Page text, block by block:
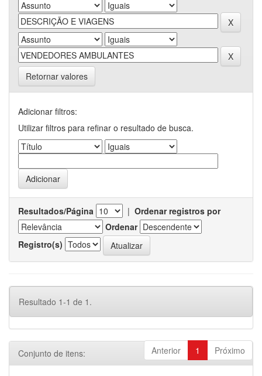
Retornar valores
Adicionar filtros:
Utilizar filtros para refinar o resultado de busca.
Resultados/Página | Ordenar registros por
Ordenar
Registro(s)
Resultado 1-1 de 1.
Anterior 1 Próximo
Conjunto de itens: